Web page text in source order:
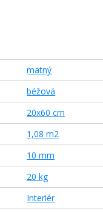
matný
béžová
20x60 cm
1,08 m2
10 mm
20 kg
Interiér